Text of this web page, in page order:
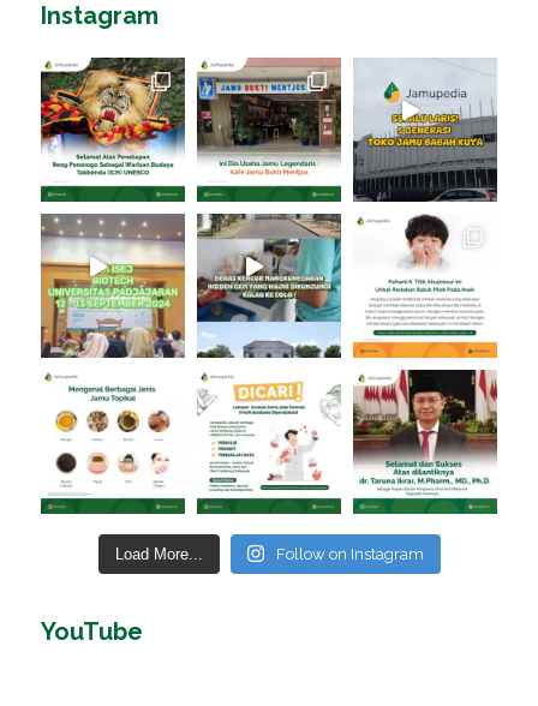
Instagram
Load More... Follow on Instagram
YouTube